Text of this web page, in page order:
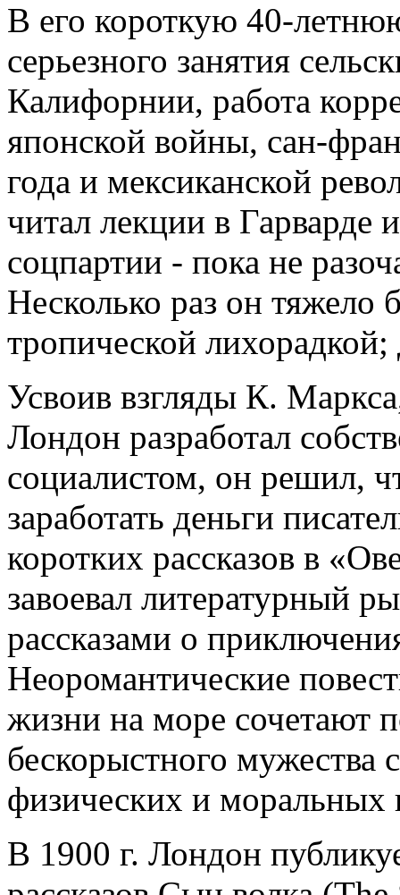
В его короткую 40-
серьезного занятия
Калифорнии, работа
японской войны, сан-
года и мексиканской
читал лекции в Гарварде
соцпартии - пока не
Несколько раз он тяжело
тропической
Усвоив взгляды К.
Лондон разработал
социалистом, он решил,
заработать деньги
коротких рассказов в
завоевал литературный
рассказами о
Неоромантические
жизни на море сочетают
бескорыстного
физических и моральных
В 1900 г. Лондон